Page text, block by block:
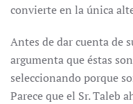
convierte en la única
Antes de dar cuenta de
argumenta que éstas
seleccionando porque
Parece que el Sr. Taleb